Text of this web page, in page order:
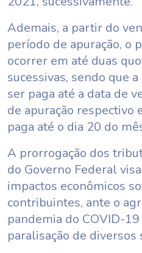
Ademais, a partir do
período de apuração, o
ocorrer em até duas
sucessivas, sendo que
ser paga até a data de
de apuração respectivo
paga até o dia 20 do
A prorrogação dos
do Governo Federal
impactos econômicos
contribuintes, ante o
pandemia do COVID-
paralisação de